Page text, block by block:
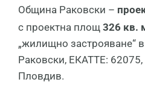
Община Раковски –
с проектна площ 326 кв.
„жилищно застрояване“
Раковски, ЕКАТТЕ:
Пловдив.